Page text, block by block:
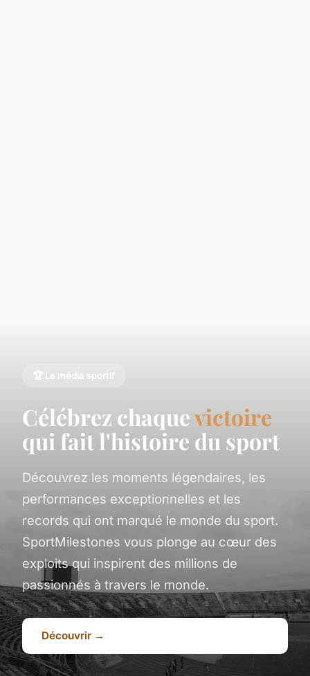
🏆 Le média sportif
Célébrez chaquevictoire
qui fait l'histoire du sport
Découvrez les moments légendaires, les
performances exceptionnelles et les
records qui ont marqué le monde du sport.
SportMilestones vous plonge au cœur des
exploits qui inspirent des millions de
passionnés à travers le monde.
Découvrir →